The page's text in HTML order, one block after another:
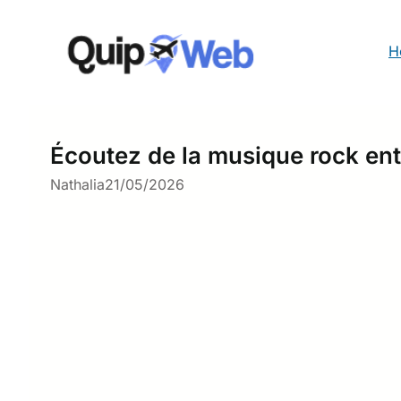
Écoutez de la musique rock
Nathalia21/05/2026